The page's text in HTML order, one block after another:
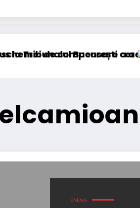
a accizei în
București cerereaDKV
ENEWS